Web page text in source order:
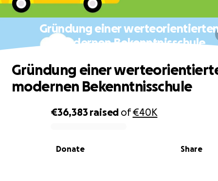
Gründung einer
modernen Bekenntnisschule
0% complete
€36,383 raised of€40K
Share
Donate
Gründung einer
modernen Bekenntnisschule